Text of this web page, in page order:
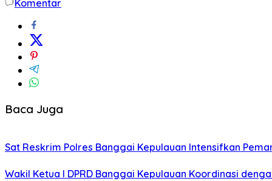
Komentar
Baca Juga
Sat Reskrim Polres Banggai Kepulauan Intensifkan
Wakil Ketua I DPRD Banggai Kepulauan Koordinasi